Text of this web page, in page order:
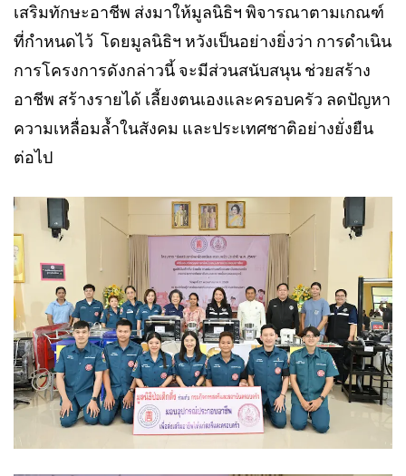
เสริมทักษะอาชีพ ส่งมาให้มูลนิธิฯ พิจารณาตามเกณฑ์
ที่กำหนดไว้ โดยมูลนิธิฯ หวังเป็นอย่างยิ่งว่า การดำเนิน
การโครงการดังกล่าวนี้ จะมีส่วนสนับสนุน ช่วยสร้าง
อาชีพ สร้างรายได้ เลี้ยงตนเองและครอบครัว ลดปัญหา
ความเหลื่อมล้ำในสังคม และประเทศชาติอย่างยั่งยืน
ต่อไป